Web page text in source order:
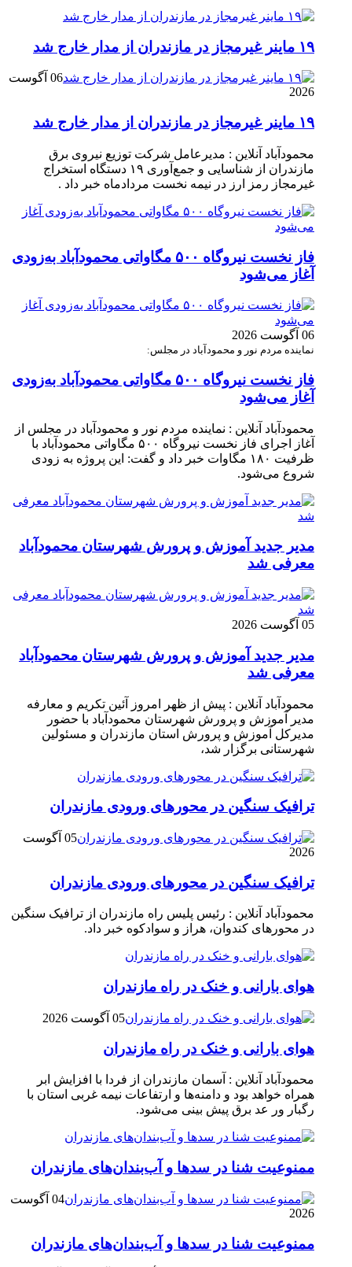
۱۹ ماینر غیرمجاز در مازندران از مدار خارج شد
06 آگوست
2026
۱۹ ماینر غیرمجاز در مازندران از مدار خارج شد
محمودآباد آنلاین : مدیرعامل شرکت توزیع نیروی برق
مازندران از شناسایی و جمع‌آوری ۱۹ دستگاه استخراج
غیرمجاز رمز ارز در نیمه نخست مردادماه خبر داد .
فاز نخست نیروگاه ۵۰۰ مگاواتی محمودآباد به‌زودی
آغاز می‌شود
06 آگوست 2026
نماینده مردم نور و محمودآباد در مجلس:
فاز نخست نیروگاه ۵۰۰ مگاواتی محمودآباد به‌زودی
آغاز می‌شود
محمودآباد آنلاین : نماینده مردم نور و محمودآباد در مجلس از
آغاز اجرای فاز نخست نیروگاه ۵۰۰ مگاواتی محمودآباد با
ظرفیت ۱۸۰ مگاوات خبر داد و گفت: این پروژه به زودی
شروع می‌شود.
مدیر جدید آموزش و پرورش شهرستان محمودآباد
معرفی شد
05 آگوست 2026
مدیر جدید آموزش و پرورش شهرستان محمودآباد
معرفی شد
محمودآباد آنلاین : پیش از ظهر امروز آئین تکریم و معارفه
مدیر آموزش و پرورش شهرستان محمودآباد با حضور
مدیرکل آموزش و پرورش استان مازندران و مسئولین
شهرستانی برگزار شد،
ترافیک سنگین در محور‌های ورودی مازندران
05 آگوست
2026
ترافیک سنگین در محور‌های ورودی مازندران
محمودآباد آنلاین : رئیس پلیس راه مازندران از ترافیک سنگین
در محور‌های کندوان، هراز و سوادکوه خبر داد.
هوای بارانی و خنک در راه مازندران
05 آگوست 2026
هوای بارانی و خنک در راه مازندران
محمودآباد آنلاین : آسمان مازندران از فردا با افزایش ابر
همراه خواهد بود و دامنه‌ها و ارتفاعات نیمه غربی استان با
رگبار ور عد برق پیش بینی می‌شود.
ممنوعیت شنا در سدها و آب‌بندان‌‌های مازندران
04 آگوست
2026
ممنوعیت شنا در سدها و آب‌بندان‌‌های مازندران